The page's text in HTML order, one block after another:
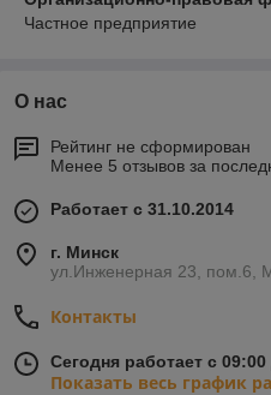
Частное предприятие
О нас
Рейтинг не сформирован
Менее 5 отзывов за
Работает с 31.10.2014
г. Минск
ул.Инженерная 23, пом.6,
Контакты
Сегодня работает с
Показать весь график